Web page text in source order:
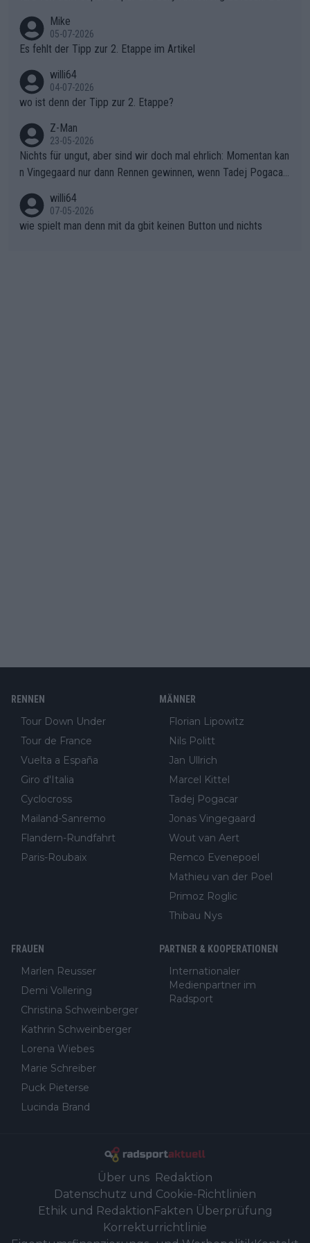
en.Teurer Sekundenpoker: Die Quittung sind nun 15 Sekunden
Rückstand im Gesamtklassement – ein Polster, das Niewiado
gibt. Diese Etappe wird sicher als der psychologische Wendep
unkt dieser Tour in die Geschichte eingehen. Wenn man bei so
einem harten Aufstieg einmal den Moment verpasst und der K
onkurrentin die "zweite Luft" schenkt, ist der Schaden am Ber
g kaum noch zu reparieren.Vor uns liegt nun das große Finale R
ichtung Nizza. Niewiadoma hat psychologisch Oberwasser, ab
er SD Worx und Vollering müssen jetzt All-In gehen. (gregman
n)
r die gehört nicht in dieses Medium!
Mike
05-07-2026
Es fehlt der Tipp zur 2. Etappe im Artikel
willi64
04-07-2026
wo ist denn der Tipp zur 2. Etappe?
Z-Man
23-05-2026
Nichts für ungut, aber sind wir doch mal ehrlich: Momentan kan
n Vingegaard nur dann Rennen gewinnen, wenn Tadej Pogacar
willi64
07-05-2026
wie spielt man denn mit da gbit keinen Button und nichts
RENNEN
Tour Down Under
Tour de France
Vuelta a España
Giro d'Italia
Cyclocross
Mailand-Sanremo
Flandern-Rundfahrt
Paris-Roubaix
MÄNNER
Florian Lipowitz
Nils Politt
Jan Ullrich
Marcel Kittel
Tadej Pogacar
Jonas Vingegaard
Wout van Aert
Remco Evenepoel
Mathieu van der Poel
Primoz Roglic
Thibau Nys
FRAUEN
Marlen Reusser
Demi Vollering
Christina Schweinberger
Kathrin Schweinberger
Lorena Wiebes
Marie Schreiber
Puck Pieterse
Lucinda Brand
PARTNER & KOOPERATIONEN
Internationaler
Medienpartner im
Radsport
Über uns Redaktion
Datenschutz und Cookie-Richtlinien
Ethik und Redaktion Fakten Überprüfung
Korrekturrichtlinie